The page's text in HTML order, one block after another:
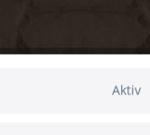
Aktiv